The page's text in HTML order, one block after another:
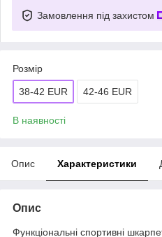
Замовлення під захистом
Розмір
38-42 EUR 42-46 EUR
В наявності
Опис Характеристики
Опис
Функціональні спортивні